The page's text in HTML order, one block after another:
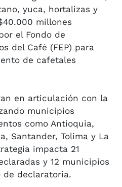
yuca, hortalizas y
millones
el Fondo de
del Café (FEP) para
de cafetales
en articulación con la
municipios
como Antioquia,
Santander, Tolima y La
impacta 21
y 12 municipios
de declaratoria.